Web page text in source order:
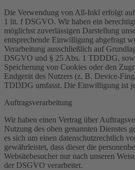
Die Verwendung von All-Inkl erfolgt
1 lit. f DSGVO. Wir haben ein
möglichst zuverlässigen Darstellung
entsprechende Einwilligung abgefragt
Verarbeitung ausschließlich auf
DSGVO und § 25 Abs. 1 TDDDG,
Speicherung von Cookies oder den
Endgerät des Nutzers (z. B. Device-
TDDDG umfasst. Die Einwilligung ist
Auftragsverarbeitung
Wir haben einen Vertrag über
Nutzung des oben genannten Dienstes
es sich um einen datenschutzrechtlich
gewährleistet, dass dieser die
Websitebesucher nur nach unseren
der DSGVO verarbeitet.